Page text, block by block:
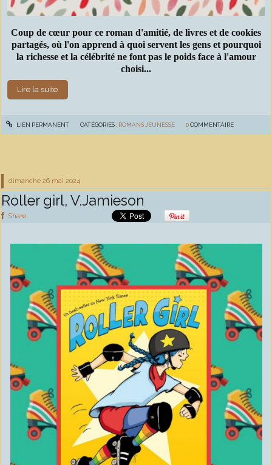
Coup de cœur pour ce roman d'amitié, de livres et de cookies
partagés, où l'on apprend à quoi servent les gens et pourquoi
la richesse et la célébrité ne font pas le poids face à l'amour
choisi...
Lire la suite
LIEN PERMANENT CATÉGORIES : ROMANS JEUNESSE 0COMMENTAIRE
dimanche 26 mai 2024
Roller girl, V.Jamieson
Share